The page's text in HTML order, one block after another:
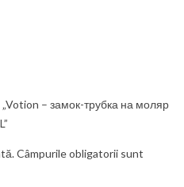
– замок-трубка на моляр
Câmpurile obligatorii sunt